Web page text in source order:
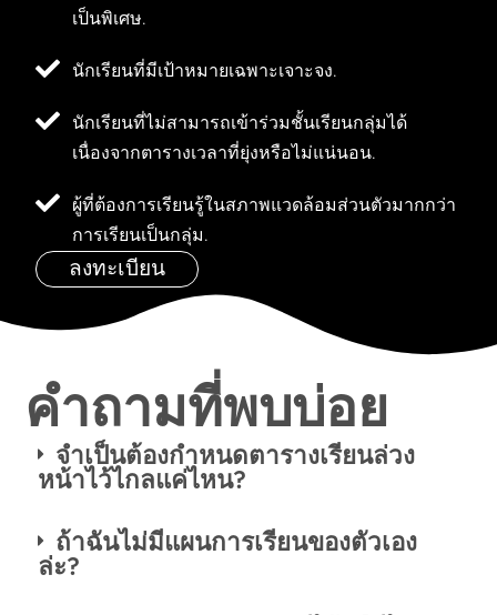
เป็นพิเศษ.
นักเรียนที่มีเป้าหมายเฉพาะเจาะจง.
นักเรียนที่ไม่สามารถเข้าร่วมชั้นเรียนกลุ่มได้
เนื่องจากตารางเวลาที่ยุ่งหรือไม่แน่นอน.
ผู้ที่ต้องการเรียนรู้ในสภาพแวดล้อมส่วนตัวมากกว่า
การเรียนเป็นกลุ่ม.
ลงทะเบียน
คำถามที่พบบ่อย
จำเป็นต้องกำหนดตารางเรียนล่วง
หน้าไว้ไกลแค่ไหน?
ถ้าฉันไม่มีแผนการเรียนของตัวเอง
ล่ะ?